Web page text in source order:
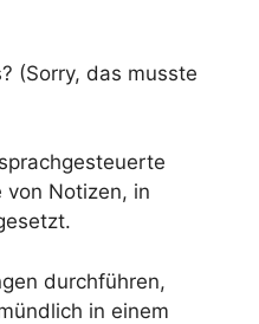
(Sorry, das musste
von Notizen, in
durchführen,
in einem